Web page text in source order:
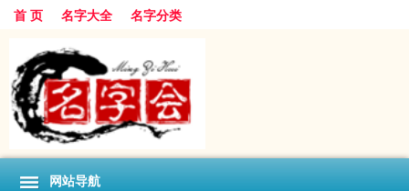
首 页 名字大全 名字分类
网站导航